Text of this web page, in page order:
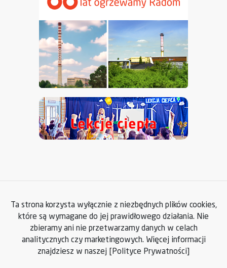
Ta strona korzysta wyłącznie z niezbędnych plików cookies,
które są wymagane do jej prawidłowego działania. Nie
zbieramy ani nie przetwarzamy danych w celach
analitycznych czy marketingowych. Więcej informacji
znajdziesz w naszej
[Polityce Prywatności]